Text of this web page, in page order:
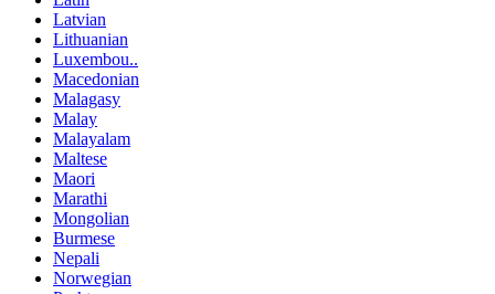
Latvian
Lithuanian
Luxembou..
Macedonian
Malagasy
Malay
Malayalam
Maltese
Maori
Marathi
Mongolian
Burmese
Nepali
Norwegian